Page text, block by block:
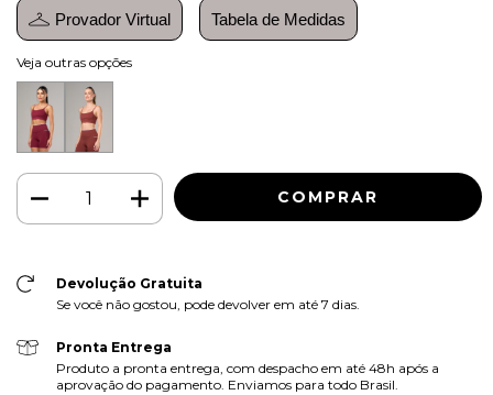
Provador Virtual Tabela de Medidas
Veja outras opções
Devolução Gratuita
Se você não gostou, pode devolver em até 7 dias.
Pronta Entrega
Produto a pronta entrega, com despacho em até 48h após a
aprovação do pagamento. Enviamos para todo Brasil.